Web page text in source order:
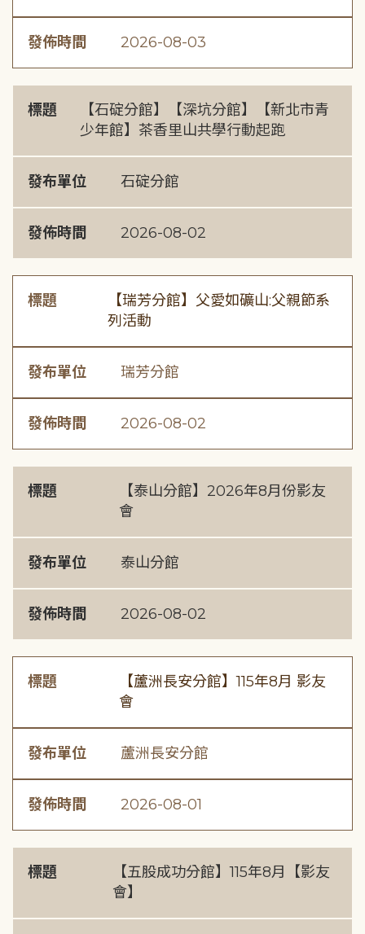
發佈時間 2026-08-03
標題
【石碇分館】【深坑分館】【新北市青
少年館】茶香里山共學行動起跑
發布單位 石碇分館
發佈時間 2026-08-02
標題
【瑞芳分館】父愛如礦山:父親節系
列活動
發布單位 瑞芳分館
發佈時間 2026-08-02
標題
【泰山分館】2026年8月份影友
會
發布單位 泰山分館
發佈時間 2026-08-02
標題
【蘆洲長安分館】115年8月 影友
會
發布單位 蘆洲長安分館
發佈時間 2026-08-01
標題
【五股成功分館】115年8月【影友
會】